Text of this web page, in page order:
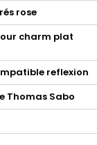
rose
charm plat
reflexion
Thomas Sabo